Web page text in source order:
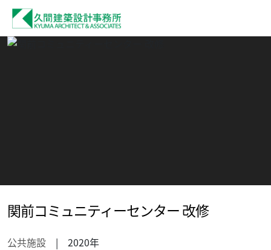
関前コミュニティーセンター 改修
公共施設 | 2020年